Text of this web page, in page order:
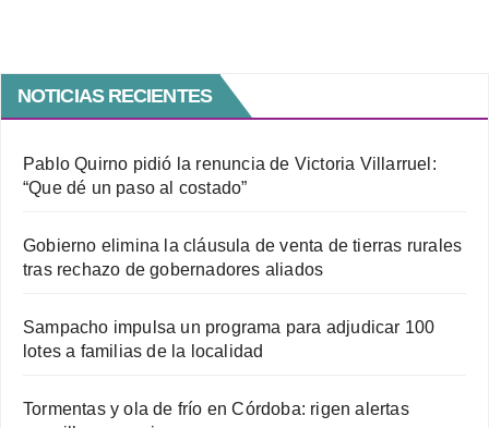
NOTICIAS RECIENTES
Pablo Quirno pidió la renuncia de Victoria Villarruel:
“Que dé un paso al costado”
Gobierno elimina la cláusula de venta de tierras rurales
tras rechazo de gobernadores aliados
Sampacho impulsa un programa para adjudicar 100
lotes a familias de la localidad
Tormentas y ola de frío en Córdoba: rigen alertas